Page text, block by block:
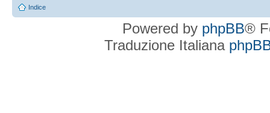
Indice
Powered by phpBB®
Traduzione Italiana